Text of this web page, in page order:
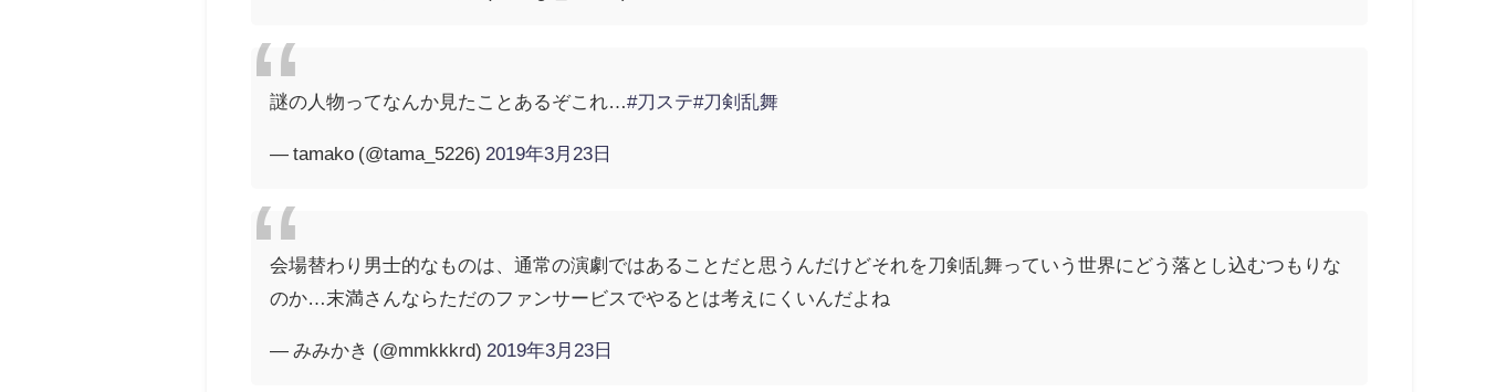
謎の人物ってなんか見たことあるぞこれ…#刀ステ#刀剣乱舞
— tamako (@tama_5226) 2019年3月23日
会場替わり男士的なものは、通常の演劇ではあることだと思うんだけどそれを刀剣乱舞っていう世界にどう落とし込むつもりな
のか…末満さんならただのファンサービスでやるとは考えにくいんだよね
— みみかき (@mmkkkrd) 2019年3月23日